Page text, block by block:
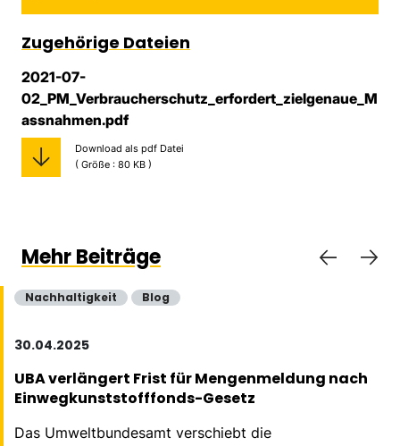
Zugehörige Dateien
2021-07-
02_PM_Verbraucherschutz_erfordert_zielgenaue_M
assnahmen.pdf
Download als pdf Datei
( Größe : 80 KB )
Mehr Beiträge
Nachhaltigkeit Blog
30.04.2025
UBA verlängert Frist für Mengenmeldung nach
Einwegkunststofffonds-Gesetz
Das Umweltbundesamt verschiebt die